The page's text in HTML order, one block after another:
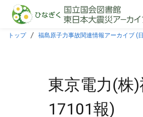
本文に飛ぶ
トップ 福島原子力事故関連情報アーカイブ (
東京電力(株
17101報)